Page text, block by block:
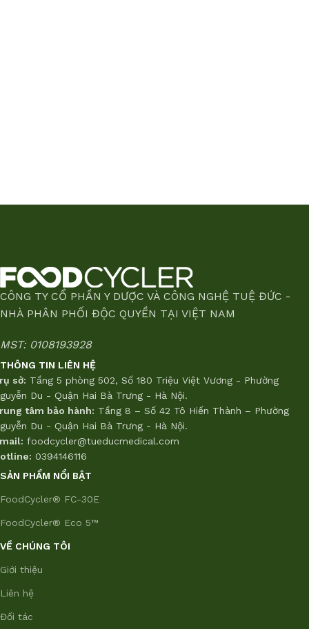
CÔNG TY CỔ PHẦN Y DƯỢC VÀ CÔNG NGHỆ TUỆ ĐỨC -
NHÀ PHÂN PHỐI ĐỘC QUYỀN TẠI VIỆT NAM
MST: 0108193928
THÔNG TIN LIÊN HỆ
sở: Tầng 5 phòng 502, Số 180 Triệu Việt Vương - Phường
Du - Quận Hai Bà Trưng - Hà Nội.
tâm bảo hành: Tầng 8 – Số 42 Tô Hiến Thành – Phường
Du - Quận Hai Bà Trưng - Hà Nội.
foodcycler@tueducmedical.com
0394146116
SẢN PHẨM NỔI BẬT
FoodCycler® FC-30E
FoodCycler® Eco 5™
VỀ CHÚNG TÔI
Giới thiệu
Liên hệ
Đối tác